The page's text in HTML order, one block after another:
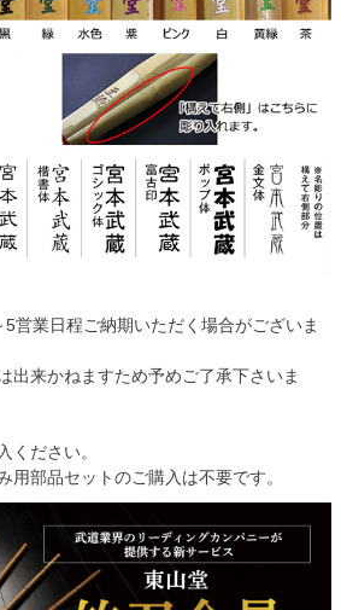
営業日程ご納期いただく場合がございま
出来かねますため予めご了承下さいま
ください。
用部品セットのご購入は不要です。